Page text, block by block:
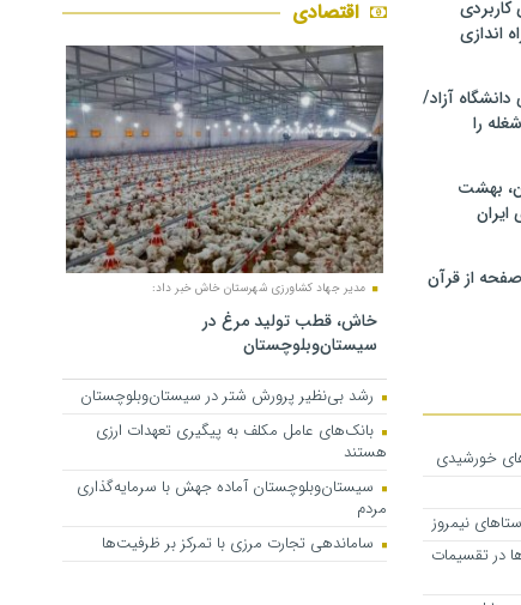
اندازی
آزاد/
را
بهشت
از قرآن
نیمروز
در تقسیمات
اقتصادی
مدیر جهاد کشاورزی شهرستان خاش خبر داد:
خاش، قطب تولید مرغ در
سیستان‌وبلوچستان
رشد بی‌نظیر پرورش شتر در سیستان‌وبلوچستان
بانک‌های عامل مکلف به پیگیری تعهدات ارزی
هستند
سیستان‌وبلوچستان آماده جهش با سرمایه‌گذاری
مردم
ساماندهی تجارت مرزی با تمرکز بر ظرفیت‌ها